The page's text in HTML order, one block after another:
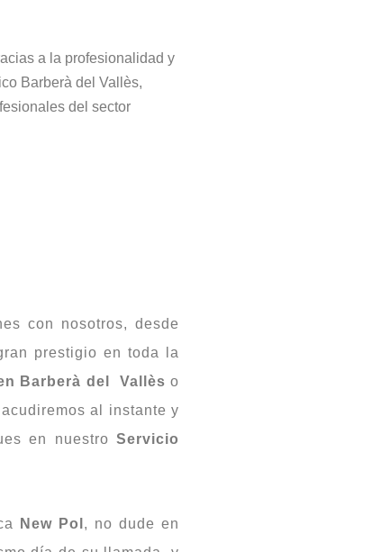
a la profesionalidad y
Barberà del Vallès,
del sector
con nosotros, desde
prestigio en toda la
Barberà del Vallès o
al instante y
en nuestro Servicio
New Pol , no dude en